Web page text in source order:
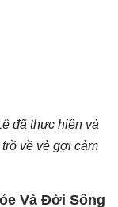
đã thực hiện và
về vẻ gợi cảm
Và Đời Sống